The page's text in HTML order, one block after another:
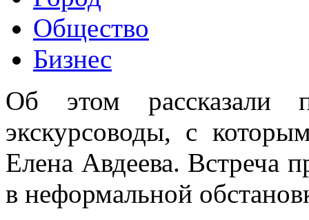
Общество
Бизнес
Об этом рассказали
экскурсоводы, с
Елена Авдеева. Встреча
в неформальной